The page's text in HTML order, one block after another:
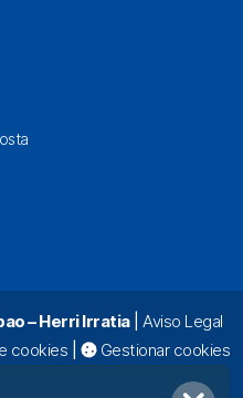
– Herri Irratia| Aviso Legal
cookies
Gestionar cookies
|
|